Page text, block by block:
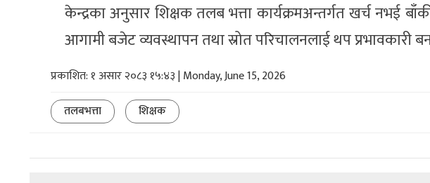
केन्द्रका अनुसार शिक्षक तलब भत्ता कार्यक्रमअन्तर्गत खर्च नभई
आगामी बजेट व्यवस्थापन तथा स्रोत परिचालनलाई थप प्रभावकारी
प्रकाशित: १ असार २०८३ १५:४३ | Monday, June 15, 2026
तलबभत्ता
शिक्षक